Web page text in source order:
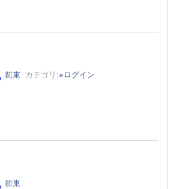
前東 カテゴリ:※ログイン
前東